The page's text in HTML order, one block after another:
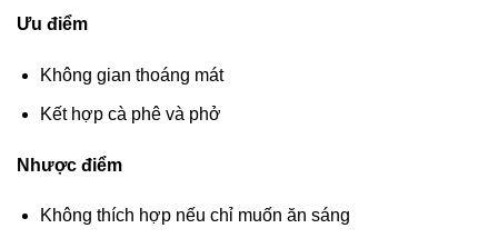
Ưu điểm
Không gian thoáng mát
Kết hợp cà phê và phở
Nhược điểm
Không thích hợp nếu chỉ muốn ăn sáng